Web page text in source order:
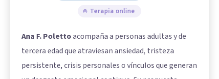
Terapia online
Ana F. Polettoacompaña a personas adultas y de
tercera edad que atraviesan ansiedad, tristeza
persistente, crisis personales o vínculos que generan